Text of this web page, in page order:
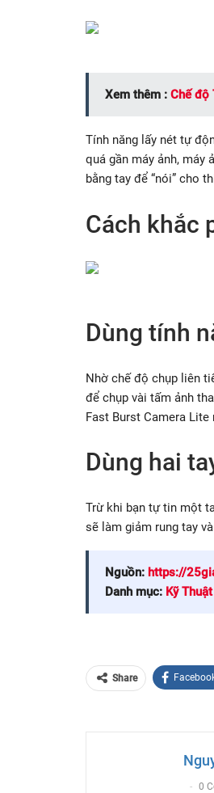
Xem thêm : Chế độ
Tính năng lấy nét tự
quá gần máy ảnh, máy
bằng tay để “nói” cho
Cách khắc
Dùng tính
Nhờ chế độ chụp liên
để chụp vài tấm ảnh
Fast Burst Camera Lite
Dùng hai
Trừ khi bạn tự tin một
sẽ làm giảm rung tay
Nguồn: https://
Danh mục: Kỹ
Share
0